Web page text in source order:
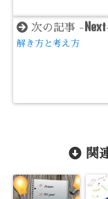
次の記事 -Next
解き方と考え方
関